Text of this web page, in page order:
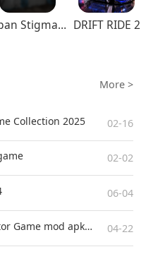
Japan Stigmatized Property3 DRIFT RIDE 2
More >
Collection 2025 02-16
02-02
06-04
Best Supermarket Simulator Game mod apk for Android 04-22